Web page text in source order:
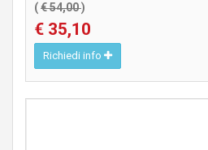
(€ 54,00)
€ 35,10
Richiedi info